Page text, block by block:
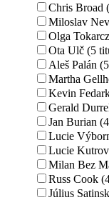
Chris Broad
Miloslav
Olga
Ota Ulč (5
Aleš Palán
Martha
Kevin
Gerald
Jan Burian
Lucie
Lucie
Milan Bez
Russ Cook
Július